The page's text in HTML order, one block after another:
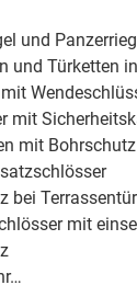
und
und Türketten
mit
mit Bohrschutz
bei
mit